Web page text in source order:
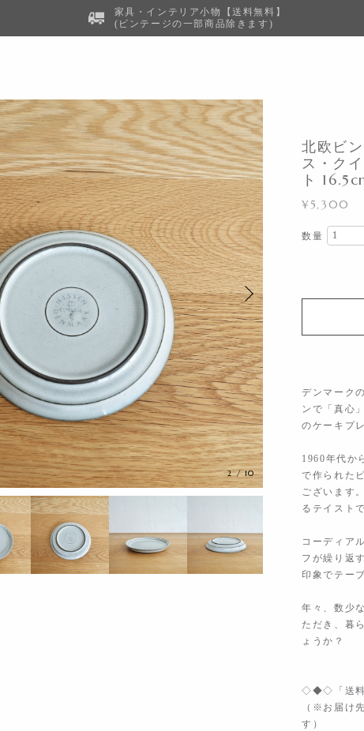
家具・インテリア小物【送料無料】
(ビンテージの一部商品除きます)
2/10
北欧ビ
ス・ク
ト
¥5,300
数量
デンマーク
ンで「真心
のケーキプ
1960年代か
で作られた
ございます
るテイスト
コーディア
フが繰り返
印象でテー
年々、数少
ただき、暮
ょうか？
◇◆◇「送
（※お届け
す）